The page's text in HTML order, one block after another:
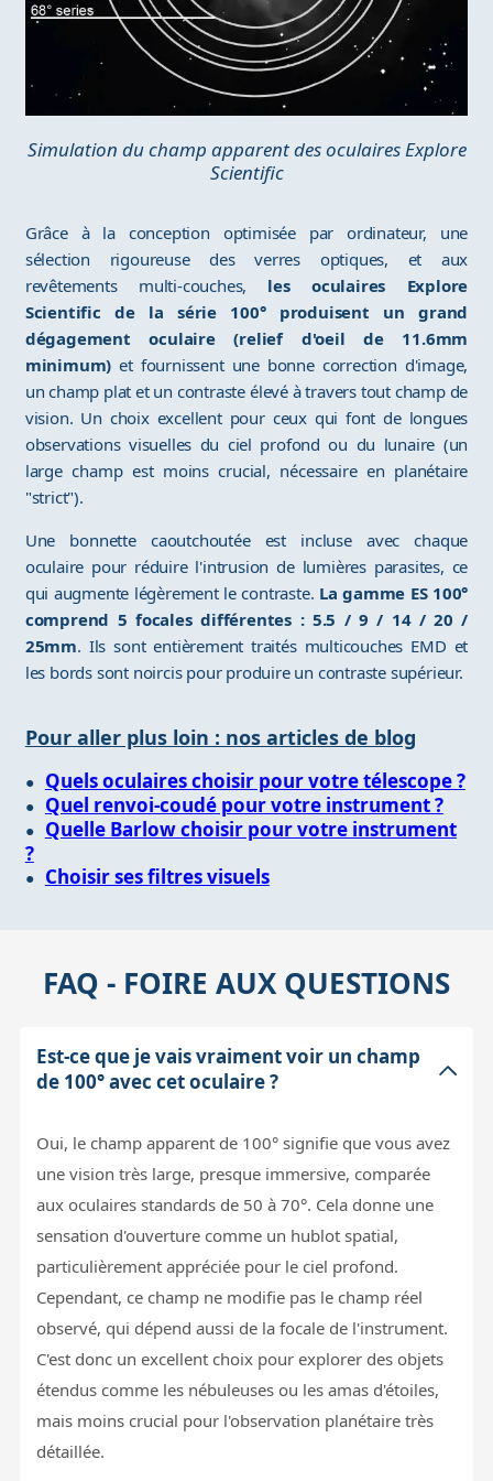
Simulation du champ apparent des oculaires Explore
Scientific
Grâce à la conception optimisée par ordinateur, une
sélection rigoureuse des verres optiques, et aux
revêtements multi-couches, les oculaires Explore
Scientific de la série 100° produisent un grand
dégagement oculaire (relief d'oeil de 11.6mm
minimum) et fournissent une bonne correction d'image,
un champ plat et un contraste élevé à travers tout champ de
vision. Un choix excellent pour ceux qui font de longues
observations visuelles du ciel profond ou du lunaire (un
large champ est moins crucial, nécessaire en planétaire
"strict").
Une bonnette caoutchoutée est incluse avec chaque
oculaire pour réduire l'intrusion de lumières parasites, ce
qui augmente légèrement le contraste. La gamme ES 100°
comprend 5 focales différentes : 5.5 / 9 / 14 / 20 /
25mm. Ils sont entièrement traités multicouches EMD et
les bords sont noircis pour produire un contraste supérieur.
Pour aller plus loin : nos articles de blog
Quels oculaires choisir pour votre télescope ?
Quel renvoi-coudé pour votre instrument ?
Quelle Barlow choisir pour votre instrument
?
Choisir ses filtres visuels
FAQ - FOIRE AUX QUESTIONS
Est-ce que je vais vraiment voir un champ
de 100° avec cet oculaire ?
Oui, le champ apparent de 100° signifie que vous avez
une vision très large, presque immersive, comparée
aux oculaires standards de 50 à 70°. Cela donne une
sensation d'ouverture comme un hublot spatial,
particulièrement appréciée pour le ciel profond.
Cependant, ce champ ne modifie pas le champ réel
observé, qui dépend aussi de la focale de l'instrument.
C'est donc un excellent choix pour explorer des objets
étendus comme les nébuleuses ou les amas d'étoiles,
mais moins crucial pour l'observation planétaire très
détaillée.